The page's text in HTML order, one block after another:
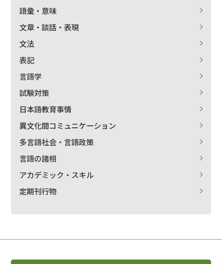
語彙・意味
文章・談話・表現
文法
表記
言語学
試験対策
日本語教育事情
異文化間コミュニケーション
多言語社会・言語政策
言語の諸相
アカデミック・スキル
定期刊行物